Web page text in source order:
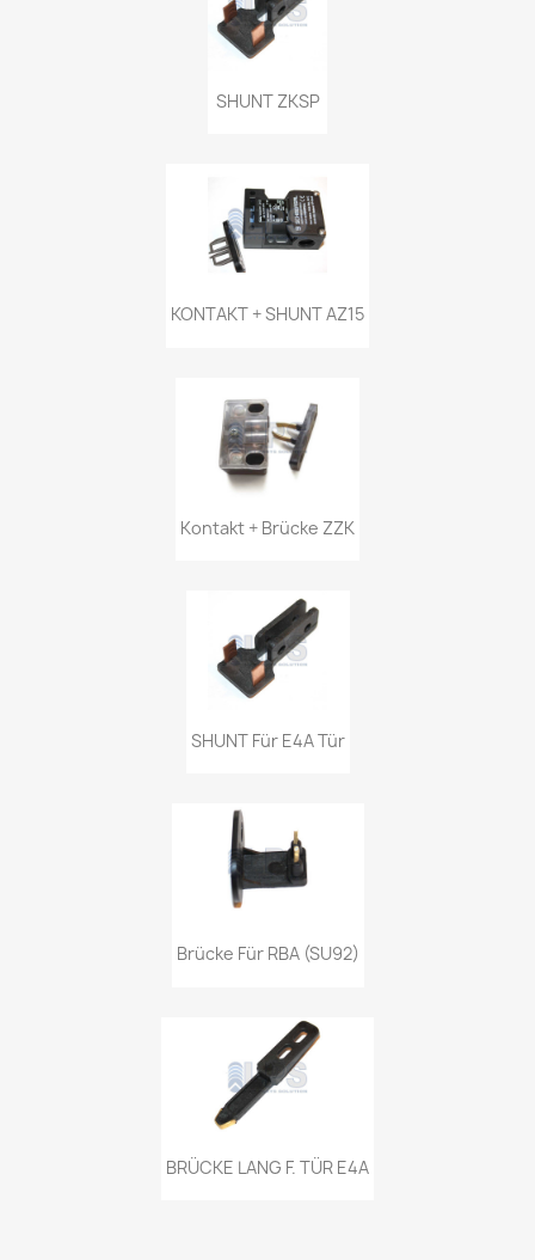
SHUNT ZKSP
KONTAKT + SHUNT AZ15
Kontakt + Brücke ZZK
SHUNT Für E4A Tür
Brücke Für RBA (SU92)
BRÜCKE LANG F. TÜR E4A